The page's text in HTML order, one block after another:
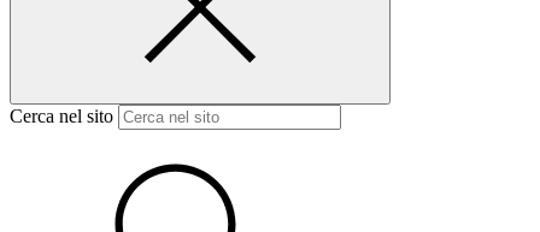
Cerca nel sito